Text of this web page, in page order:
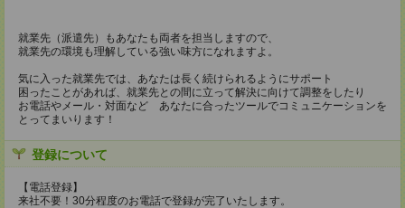
就業先（派遣先）もあなたも両者を担当しますので、
就業先の環境も理解している強い味方になれますよ。
気に入った就業先では、あなたは長く続けられるようにサポート
困ったことがあれば、就業先との間に立って解決に向けて調整をしたり
お電話やメール・対面など あなたに合ったツールでコミュニケーションを
とってまいります！
登録について
【電話登録】
来社不要！30分程度のお電話で登録が完了いたします。